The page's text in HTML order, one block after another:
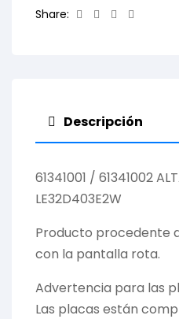
Share: Facebook
TwitterLinkedin
Descripción
61341001 / 61341002
LE32D403E2W
Producto procedente
con la pantalla rota.
Advertencia para las
Las placas están